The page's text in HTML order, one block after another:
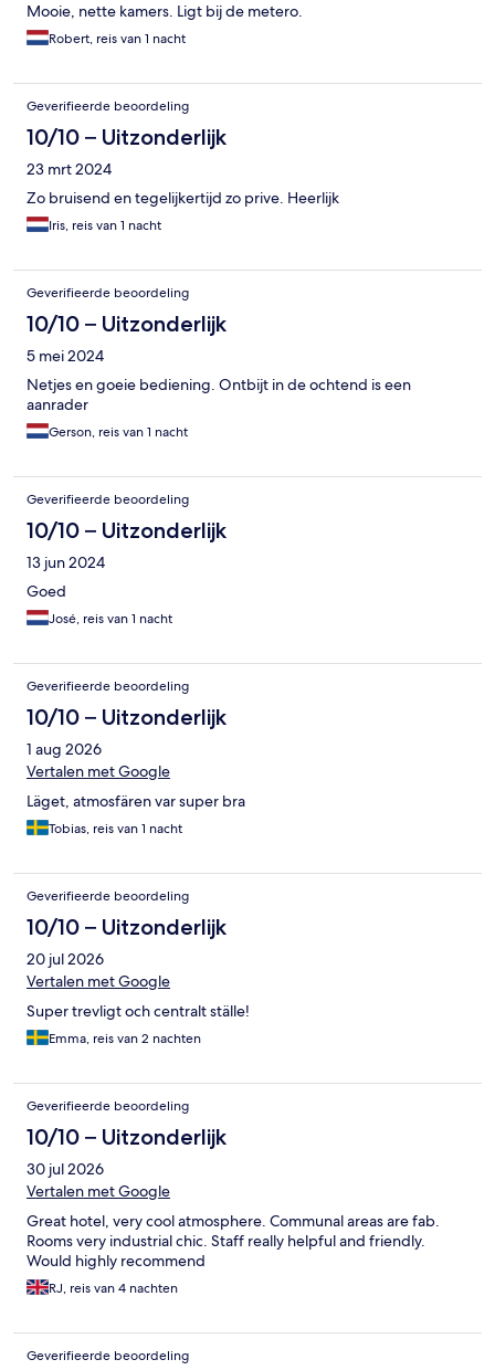
Mooie, nette kamers. Ligt bij de metero.
Robert, reis van 1 nacht
Geverifieerde beoordeling
10/10 – Uitzonderlijk
23 mrt 2024
Zo bruisend en tegelijkertijd zo prive. Heerlijk
Iris, reis van 1 nacht
Geverifieerde beoordeling
10/10 – Uitzonderlijk
5 mei 2024
Netjes en goeie bediening. Ontbijt in de ochtend is een
aanrader
Gerson, reis van 1 nacht
Geverifieerde beoordeling
10/10 – Uitzonderlijk
13 jun 2024
Goed
José, reis van 1 nacht
Geverifieerde beoordeling
10/10 – Uitzonderlijk
1 aug 2026
Vertalen met Google
Läget, atmosfären var super bra
Tobias, reis van 1 nacht
Geverifieerde beoordeling
10/10 – Uitzonderlijk
20 jul 2026
Vertalen met Google
Super trevligt och centralt ställe!
Emma, reis van 2 nachten
Geverifieerde beoordeling
10/10 – Uitzonderlijk
30 jul 2026
Vertalen met Google
Great hotel, very cool atmosphere. Communal areas are fab.
Rooms very industrial chic. Staff really helpful and friendly.
Would highly recommend
RJ, reis van 4 nachten
Geverifieerde beoordeling